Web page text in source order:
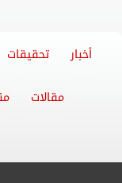
أخبار تحقيقات
مقالات